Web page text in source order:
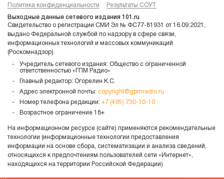
Политика конфиденциальности Результаты СОУТ
Выходные данные сетевого издания 101.ru
Свидетельство о регистрации СМИ Эл № ФС77-81931 от 16.09.2021,
выдано Федеральной службой по надзору в сфере связи,
информационных технологий и массовых коммуникаций
(Роскомнадзор).
Учредитель сетевого издания: Общество с ограниченной
ответственностью «ГПМ Радио»
Главный редактор: Огорелин К.С.
Адрес электронной почты: copyright@gpmradio.ru
Номер телефона редакции: +7 (495) 730-10-10
Возрастное ограничение 18+
На информационном ресурсе (сайте) применяются рекомендательные
технологии (информационные технологии предоставления
информации на основе сбора, систематизации и анализа сведений,
относящихся к предпочтениям пользователей сети «Интернет»,
находящихся на территории Российской Федерации)